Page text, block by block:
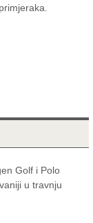
Golf i Polo
u travnju